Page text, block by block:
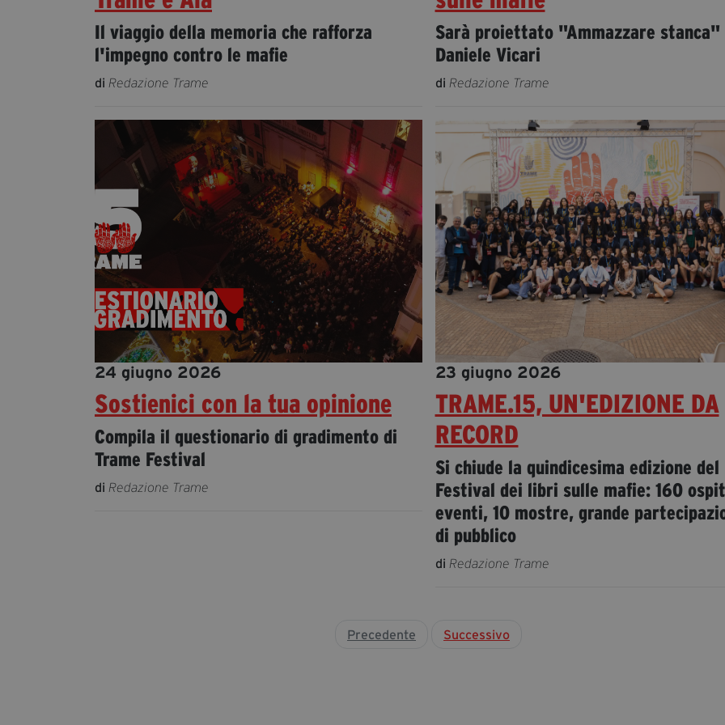
Il viaggio della memoria che rafforza
l'impegno contro le mafie
di Redazione Trame
Sarà proiettato "Ammazzare stanca"
Daniele Vicari
di Redazione Trame
24 giugno 2026
Sostienici con la tua opinione
Compila il questionario di gradimento di
Trame Festival
di Redazione Trame
23 giugno 2026
TRAME.15, UN'EDIZIONE DA
RECORD
Si chiude la quindicesima edizione del
Festival dei libri sulle mafie: 160
eventi, 10 mostre, grande
di pubblico
di Redazione Trame
Precedente Successivo